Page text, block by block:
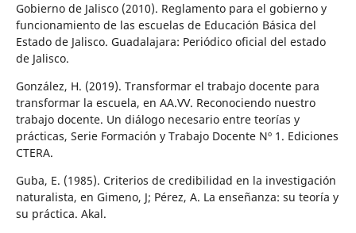
Gobierno de Jalisco (2010). Reglamento para el gobierno y
funcionamiento de las escuelas de Educación Básica del
Estado de Jalisco. Guadalajara: Periódico oficial del estado
de Jalisco.
González, H. (2019). Transformar el trabajo docente para
transformar la escuela, en AA.VV. Reconociendo nuestro
trabajo docente. Un diálogo necesario entre teorías y
prácticas, Serie Formación y Trabajo Docente Nº 1. Ediciones
CTERA.
Guba, E. (1985). Criterios de credibilidad en la investigación
naturalista, en Gimeno, J; Pérez, A. La enseñanza: su teoría y
su práctica. Akal.